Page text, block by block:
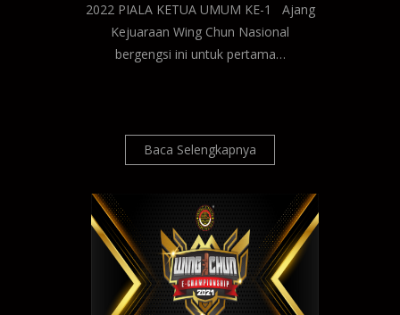
2022 PIALA KETUA UMUM KE-1 Ajang
Kejuaraan Wing Chun Nasional
bergengsi ini untuk pertama…
Baca Selengkapnya